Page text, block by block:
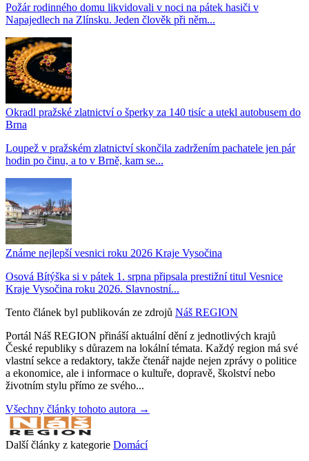
Požár rodinného domu likvidovali v noci na pátek hasiči v
Napajedlech na Zlínsku. Jeden člověk při něm...
Okradl pražské zlatnictví o šperky za 140 tisíc a utekl autobusem do
Brna
Loupež v pražském zlatnictví skončila zadržením pachatele jen pár
hodin po činu, a to v Brně, kam se...
Známe nejlepší vesnici roku 2026 Kraje Vysočina
Osová Bítýška si v pátek 1. srpna připsala prestižní titul Vesnice
Kraje Vysočina roku 2026. Slavnostní...
Tento článek byl publikován ze zdrojů Náš REGION
Portál Náš REGION přináší aktuální dění z jednotlivých krajů
České republiky s důrazem na lokální témata. Každý region má své
vlastní sekce a redaktory, takže čtenář najde nejen zprávy o politice
a ekonomice, ale i informace o kultuře, dopravě, školství nebo
životním stylu přímo ze svého...
Všechny články tohoto autora →
Další články z kategorie Domácí